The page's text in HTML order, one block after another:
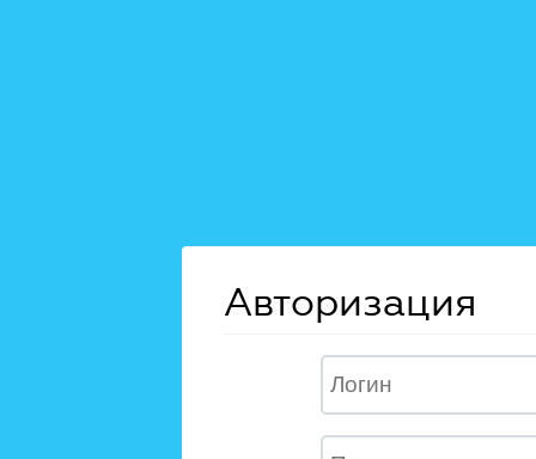
Авторизация